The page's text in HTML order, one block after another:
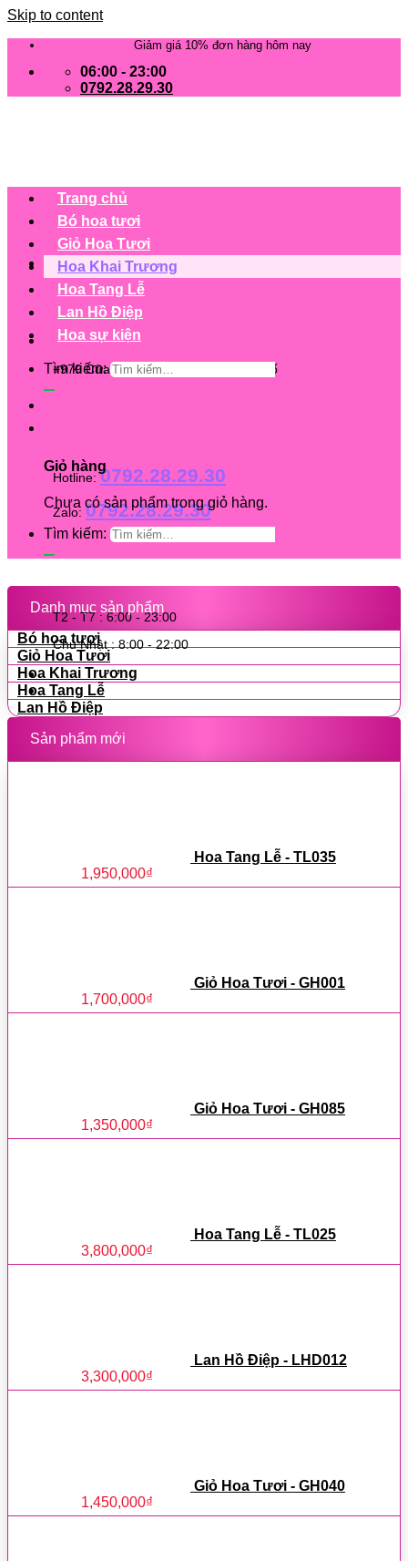
Skip to content
Giảm giá 10% đơn hàng hôm nay
06:00 - 23:00
0792.28.29.30
+979 Cửa hàng trên 63 tỉnh/ thành phố
Hotline:0792.28.29.30
Zalo: 0792.28.29.30
T2 - T7 : 6:00 - 23:00
Chủ Nhật : 8:00 - 22:00
Trang chủ
Bó hoa tươi
Giỏ Hoa Tươi
Hoa Khai Trương
Hoa Tang Lễ
Lan Hồ Điệp
Hoa sự kiện
Tìm kiếm:
Giỏ hàng
Chưa có sản phẩm trong giỏ hàng.
Tìm kiếm:
Danh mục sản phẩm
Bó hoa tươi
Giỏ Hoa Tươi
Hoa Khai Trương
Hoa Tang Lễ
Lan Hồ Điệp
Sản phẩm mới
Hoa Tang Lễ - TL035
1,950,000₫
Giỏ Hoa Tươi - GH001
1,700,000₫
Giỏ Hoa Tươi - GH085
1,350,000₫
Hoa Tang Lễ - TL025
3,800,000₫
Lan Hồ Điệp - LHD012
3,300,000₫
Giỏ Hoa Tươi - GH040
1,450,000₫